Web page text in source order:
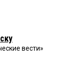
вести»